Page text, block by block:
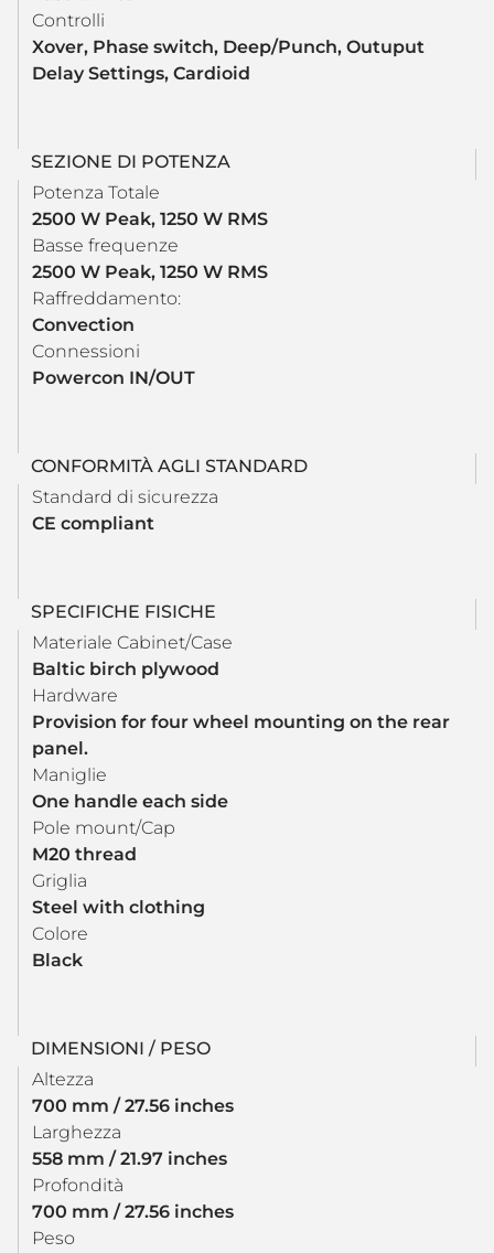
Controlli
Xover, Phase switch, Deep/Punch, Outuput
Delay Settings, Cardioid
SEZIONE DI POTENZA
Potenza Totale
2500 W Peak, 1250 W RMS
Basse frequenze
2500 W Peak, 1250 W RMS
Raffreddamento:
Convection
Connessioni
Powercon IN/OUT
CONFORMITÀ AGLI STANDARD
Standard di sicurezza
CE compliant
SPECIFICHE FISICHE
Materiale Cabinet/Case
Baltic birch plywood
Hardware
Provision for four wheel mounting on the rear
panel.
Maniglie
One handle each side
Pole mount/Cap
M20 thread
Griglia
Steel with clothing
Colore
Black
DIMENSIONI / PESO
Altezza
700 mm / 27.56 inches
Larghezza
558 mm / 21.97 inches
Profondità
700 mm / 27.56 inches
Peso